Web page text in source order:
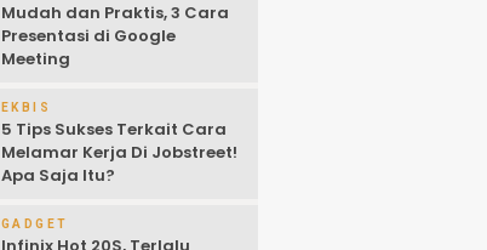
Mudah dan Praktis, 3 Cara
Presentasi di Google
Meeting
EKBIS
5 Tips Sukses Terkait Cara
Melamar Kerja Di Jobstreet!
Apa Saja Itu?
GADGET